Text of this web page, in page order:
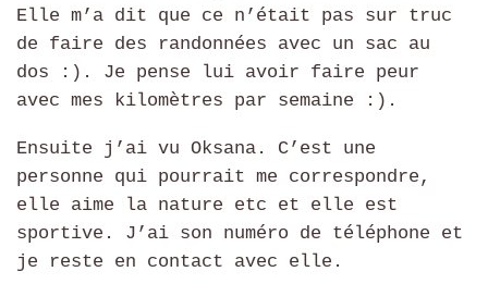
Elle m’a dit que ce n’était pas sur truc
de faire des randonnées avec un sac au
dos :). Je pense lui avoir faire peur
avec mes kilomètres par semaine :).
Ensuite j’ai vu Oksana. C’est une
personne qui pourrait me correspondre,
elle aime la nature etc et elle est
sportive. J’ai son numéro de téléphone et
je reste en contact avec elle.